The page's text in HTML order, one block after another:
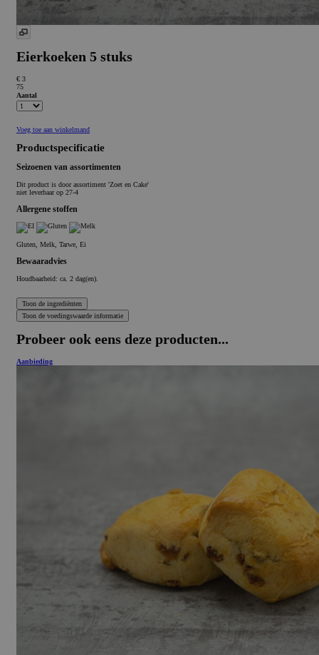
Eierkoeken 5 stuks
€ 3
75
Aantal
Voeg toe aan winkelmand
Productspecificatie
Seizoenen van assortimenten
Dit product is door assortiment 'Zoet en Cake'
niet leverbaar op 27-4
Allergene stoffen
Gluten, Melk, Tarwe, Ei
Bewaaradvies
Houdbaarheid: ca. 2 dag(en).
Probeer ook eens deze producten...
Aanbieding